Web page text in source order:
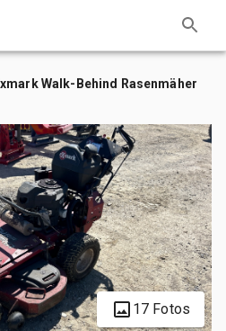
Walk-Behind Rasenmäher
17 Fotos